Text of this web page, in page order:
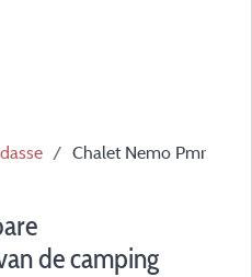
Chalet Nemo Pmr
de camping